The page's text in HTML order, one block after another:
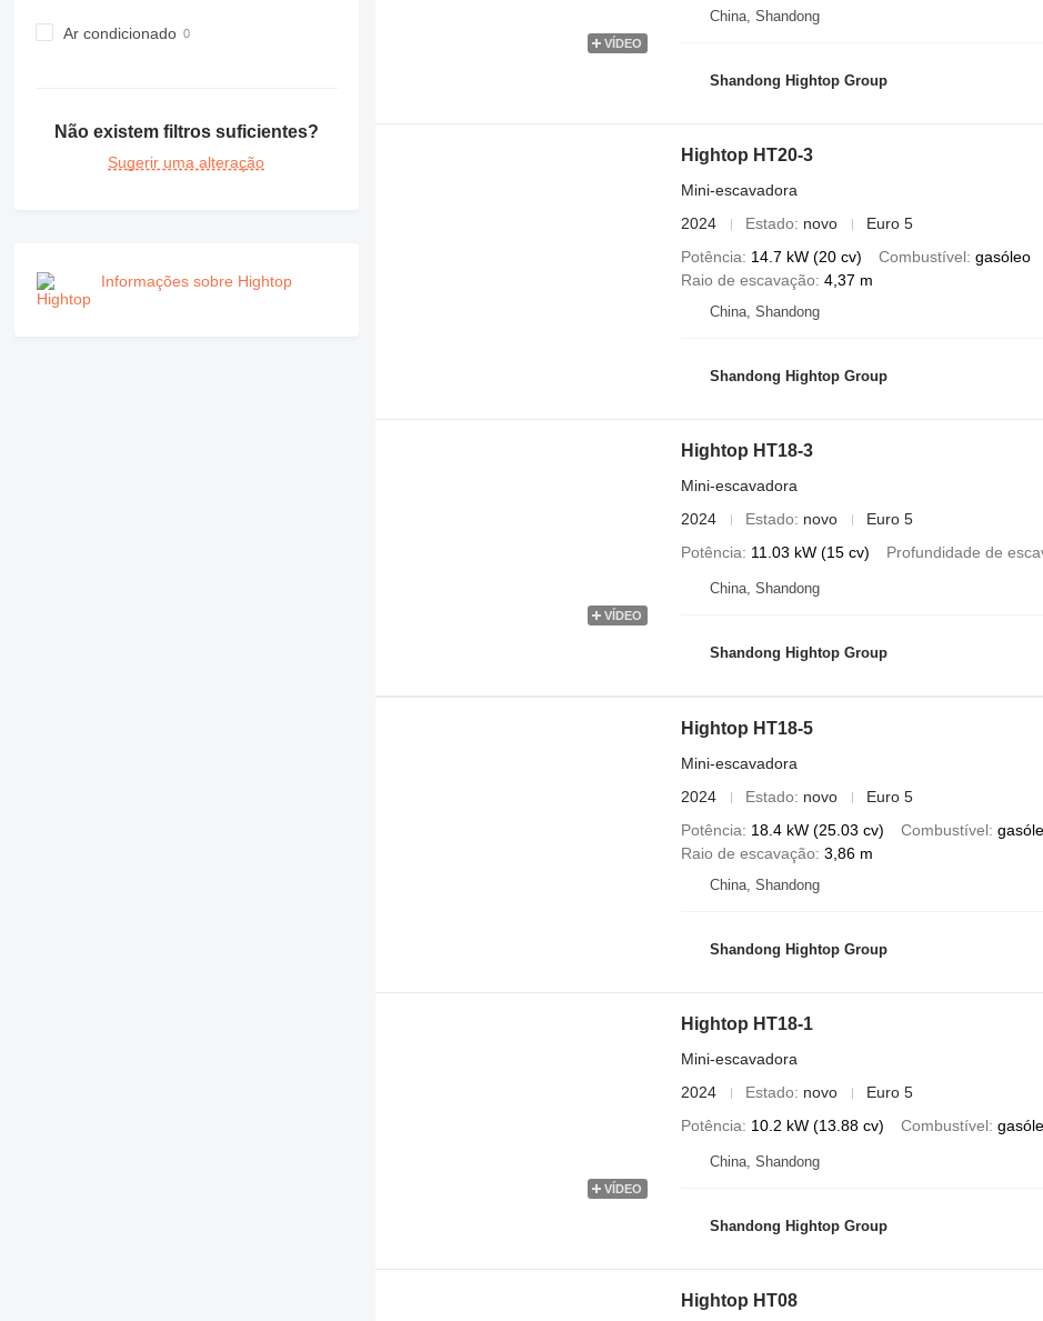
Ar condicionado
Não existem filtros suficientes?
Sugerir uma alteração
Informações sobre Hightop
VÍDEO
China, Shandong
Shandong Hightop Group
Hightop HT20-3
Mini-escavadora
2024
Estado novo
Euro 5
Potência
14.7 kW (20 cv) Combustível gasóleo
Raio de escavação 4,37 m
China, Shandong
Shandong Hightop Group
VÍDEO
Hightop HT18-3
Mini-escavadora
2024
Estado novo
Euro 5
Potência
11.03 kW (15 cv) Profundidade de
China, Shandong
Shandong Hightop Group
Hightop HT18-5
Mini-escavadora
2024
Estado novo
Euro 5
Potência
18.4 kW (25.03 cv) Combustível
Raio de escavação 3,86 m
China, Shandong
Shandong Hightop Group
VÍDEO
Hightop HT18-1
Mini-escavadora
2024
Estado novo
Euro 5
Potência
10.2 kW (13.88 cv) Combustível
China, Shandong
Shandong Hightop Group
Hightop HT08